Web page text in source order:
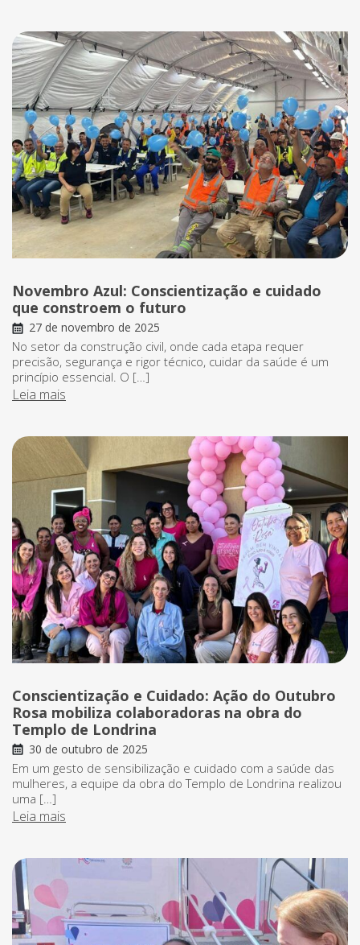
Novembro Azul: Conscientização e cuidado
que constroem o futuro
27 de novembro de 2025
No setor da construção civil, onde cada etapa requer
precisão, segurança e rigor técnico, cuidar da saúde é um
princípio essencial. O […]
Leia mais
Conscientização e Cuidado: Ação do Outubro
Rosa mobiliza colaboradoras na obra do
Templo de Londrina
30 de outubro de 2025
Em um gesto de sensibilização e cuidado com a saúde das
mulheres, a equipe da obra do Templo de Londrina realizou
uma […]
Leia mais